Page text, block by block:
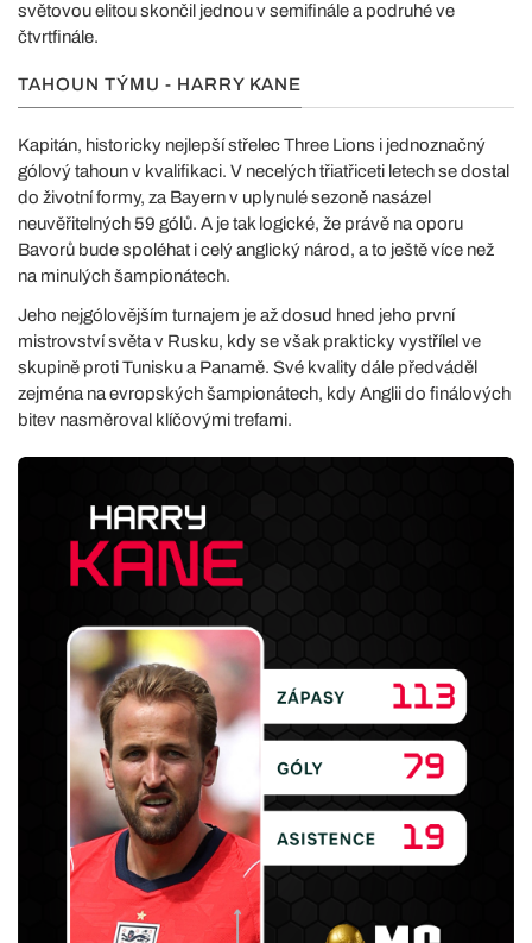
světovou elitou skončil jednou v semifinále a podruhé ve
čtvrtfinále.
TAHOUN TÝMU - HARRY KANE
Kapitán, historicky nejlepší střelec Three Lions i jednoznačný
gólový tahoun v kvalifikaci. V necelých třiatřiceti letech se dostal
do životní formy, za Bayern v uplynulé sezoně nasázel
neuvěřitelných 59 gólů. A je tak logické, že právě na oporu
Bavorů bude spoléhat i celý anglický národ, a to ještě více než
na minulých šampionátech.
Jeho nejgólovějším turnajem je až dosud hned jeho první
mistrovství světa v Rusku, kdy se však prakticky vystřílel ve
skupině proti Tunisku a Panamě. Své kvality dále předváděl
zejména na evropských šampionátech, kdy Anglii do finálových
bitev nasměroval klíčovými trefami.